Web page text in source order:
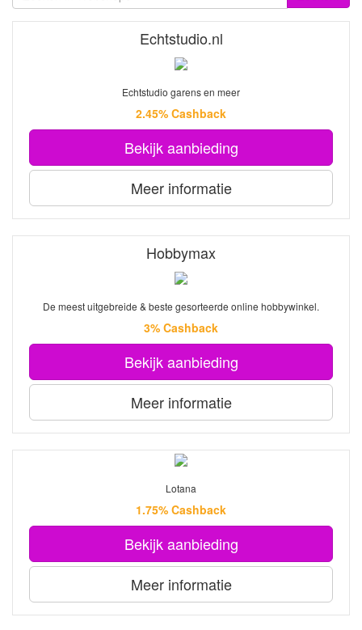
Echtstudio.nl
Echtstudio garens en meer
2.45% Cashback
Bekijk aanbieding
Meer informatie
Hobbymax
De meest uitgebreide & beste gesorteerde online hobbywinkel.
3% Cashback
Bekijk aanbieding
Meer informatie
Lotana
1.75% Cashback
Bekijk aanbieding
Meer informatie